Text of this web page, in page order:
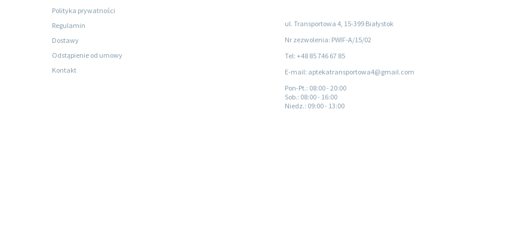
Polityka prywatności
Regulamin
Dostawy
Odstąpienie od umowy
Kontakt
ul. Transportowa 4, 15-399 Białystok
Nr zezwolenia: PWIF-A/15/02
Tel: +48 85 746 67 85
E-mail: aptekatransportowa4@gmail.com
Pon-Pt.: 08:00 - 20:00
Sob.: 08:00 - 16:00
Niedz.: 09:00 - 13:00